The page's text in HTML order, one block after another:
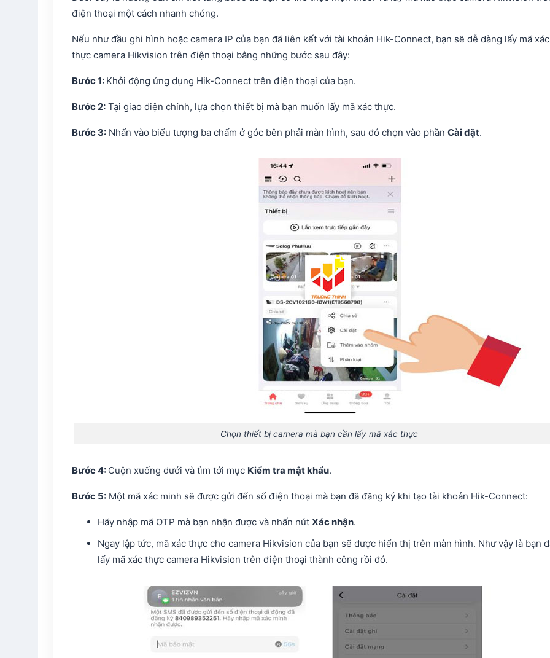
điện thoại một cách nhanh chóng.
Nếu như đầu ghi hình hoặc camera IP của bạn đã liên kết với tài khoản Hik-Connect, bạn sẽ dễ dàng lấy mã xác
thực camera Hikvision trên điện thoại bằng những bước sau đây:
Bước 1: Khởi động ứng dụng Hik-Connect trên điện thoại của bạn.
Bước 2: Tại giao diện chính, lựa chọn thiết bị mà bạn muốn lấy mã xác thực.
Bước 3: Nhấn vào biểu tượng ba chấm ở góc bên phải màn hình, sau đó chọn vào phần Cài đặt.
Chọn thiết bị camera mà bạn cần lấy mã xác thực
Bước 4: Cuộn xuống dưới và tìm tới mục Kiểm tra mật khẩu.
Bước 5: Một mã xác minh sẽ được gửi đến số điện thoại mà bạn đã đăng ký khi tạo tài khoản Hik-Connect:
Hãy nhập mã OTP mà bạn nhận được và nhấn nút Xác nhận.
Ngay lập tức, mã xác thực cho camera Hikvision của bạn sẽ được hiển thị trên màn hình. Như vậy là bạn
lấy mã xác thực camera Hikvision trên điện thoại thành công rồi đó.